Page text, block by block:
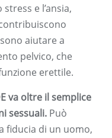
e l’ansia,
aiutare a
pelvico, che
erettile.
va ​​oltre il semplice
sessuali. Può
fiducia di un uomo,